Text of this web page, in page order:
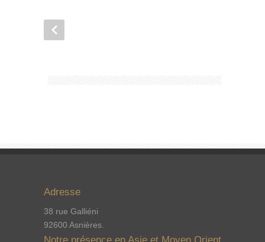
Adresse
38 rue Galliéni
92600 Asnières.